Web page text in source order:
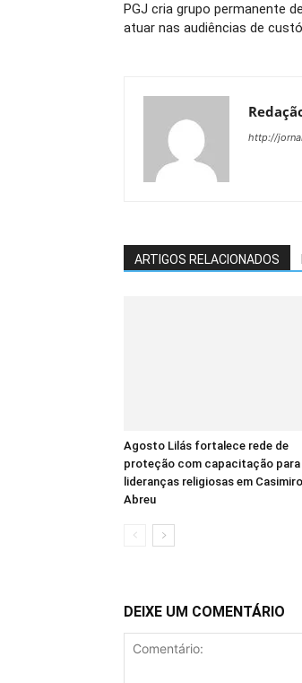
PGJ cria grupo permanente
atuar nas audiências de
http://
ARTIGOS RELACIONADOS
Agosto Lilás fortalece rede de
proteção com capacitação para
lideranças religiosas em
Abreu
DEIXE UM COMENTÁRIO